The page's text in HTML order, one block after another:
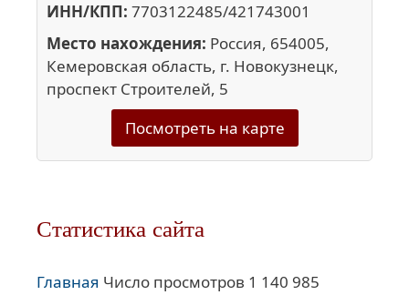
ИНН/КПП: 7703122485/421743001
Место нахождения: Россия, 654005,
Кемеровская область, г. Новокузнецк,
проспект Строителей, 5
Посмотреть на карте
Статистика сайта
Главная Число просмотров 1 140 985